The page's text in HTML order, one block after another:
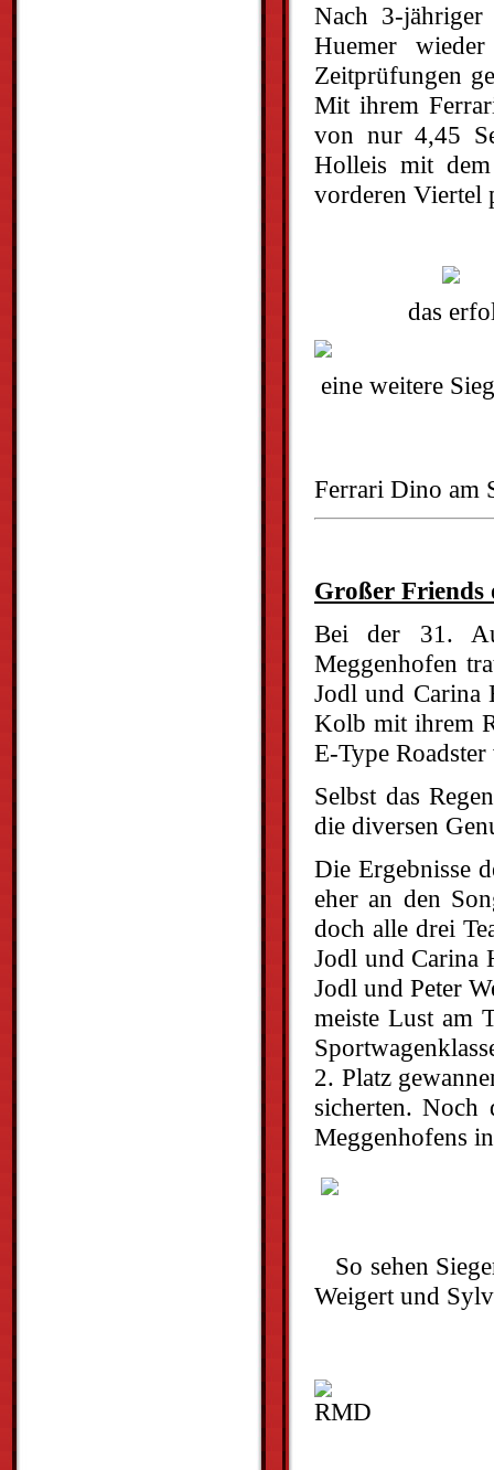
Nach 3-jähriger
Huemer
Zeitprüfungen
Mit ihrem
von nur 4,45
Holleis mit
vorderen Viertel
das
eine weitere
Ferrari Dino am
Großer Friends
Bei der 31.
Meggenhofen
Jodl und Carina
Kolb mit ihrem
E-Type
Selbst das
die diversen
Die Ergebnisse
eher an den
doch alle drei
Jodl und Carina
Jodl und Peter
meiste Lust am
2. Platz
sicherten. Noch
Meggenhofens
So sehen
Weigert und
RMD